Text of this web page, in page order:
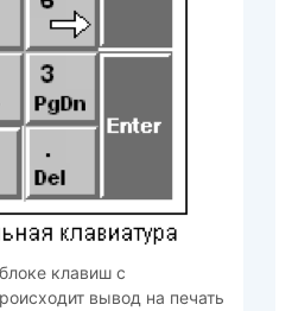
клавиш с
вывод на печать